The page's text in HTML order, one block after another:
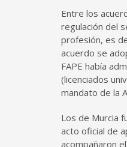
Entre los
regulación del
profesión, es
acuerdo se
FAPE había
(licenciados
mandato de la
Los de Murcia
acto oficial de
acompañaron